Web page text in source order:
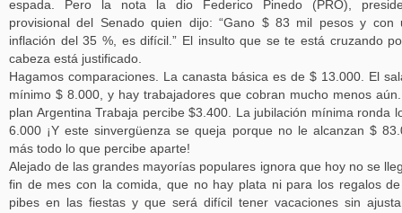
espada. Pero la nota la dio Federico Pinedo (PRO),
provisional del Senado quien dijo: “Gano $ 83 mil pesos y con
inflación del 35 %, es difícil.” El insulto que se te está cruzando
cabeza está justificado.
Hagamos comparaciones. La canasta básica es de $ 13.000. El
mínimo $ 8.000, y hay trabajadores que cobran mucho menos
plan Argentina Trabaja percibe $3.400. La jubilación mínima ronda
6.000 ¡Y este sinvergüenza se queja porque no le alcanzan $
más todo lo que percibe aparte!
Alejado de las grandes mayorías populares ignora que hoy no se
fin de mes con la comida, que no hay plata ni para los regalos
pibes en las fiestas y que será difícil tener vacaciones sin